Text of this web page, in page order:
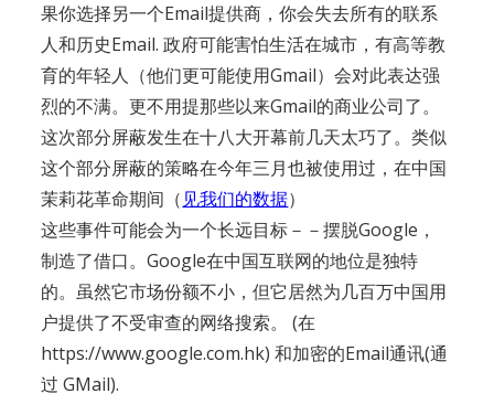
果你选择另一个Email提供商，你会失去所有的联系
人和历史Email. 政府可能害怕生活在城市，有高等教
育的年轻人（他们更可能使用Gmail）会对此表达强
烈的不满。更不用提那些以来Gmail的商业公司了。
这次部分屏蔽发生在十八大开幕前几天太巧了。类似
这个部分屏蔽的策略在今年三月也被使用过，在中国
茉莉花革命期间（ 见我们的数据）
这些事件可能会为一个长远目标－－摆脱Google，
制造了借口。Google在中国互联网的地位是独特
的。虽然它市场份额不小，但它居然为几百万中国用
户提供了不受审查的网络搜索。 (在
https://www.google.com.hk) 和加密的Email通讯(通
过 GMail).